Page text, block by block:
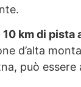
km di pista
d’alta
può